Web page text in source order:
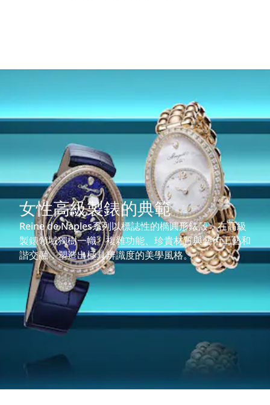
女性高級製錶的典範
Reine de Naples系列以標誌性的橢圓形錶殼，在高級
製錶領域獨樹一幟。複雜功能、珍貴材質與藝術工藝和
諧交融，塑造出極具辨識度的美學風格。